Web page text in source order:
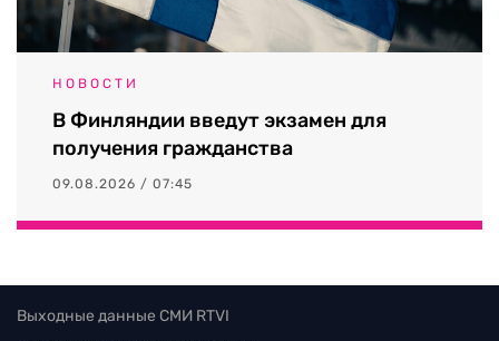
НОВОСТИ
В Финляндии введут экзамен для
получения гражданства
09.08.2026 / 07:45
Выходные данные СМИ RTVI